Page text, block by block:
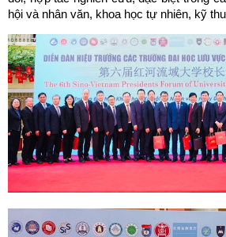
hội và nhân văn, khoa học tự nhiên, kỹ